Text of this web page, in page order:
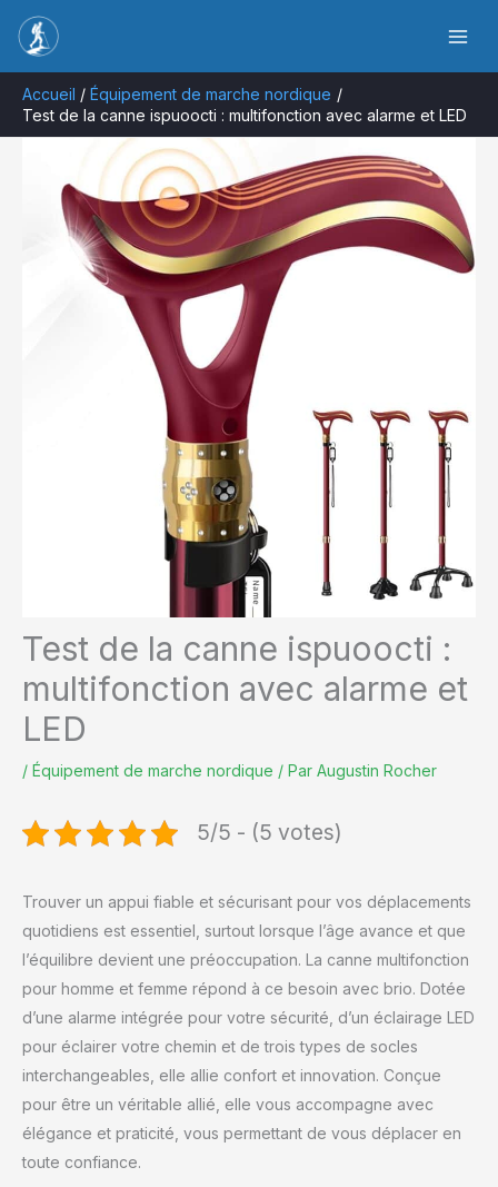
contenu
Accueil
Équipement de marche nordique
Test de la canne ispuoocti : multifonction avec alarme et LED
Test de la canne ispuoocti :
multifonction avec alarme et
LED
/ Équipement de marche nordique / Par Augustin Rocher
5/5 - (5 votes)
Trouver un appui fiable et sécurisant pour vos déplacements
quotidiens est essentiel, surtout lorsque l’âge avance et que
l’équilibre devient une préoccupation. La canne multifonction
pour homme et femme répond à ce besoin avec brio. Dotée
d’une alarme intégrée pour votre sécurité, d’un éclairage LED
pour éclairer votre chemin et de trois types de socles
interchangeables, elle allie confort et innovation. Conçue
pour être un véritable allié, elle vous accompagne avec
élégance et praticité, vous permettant de vous déplacer en
toute confiance.
Rechercher